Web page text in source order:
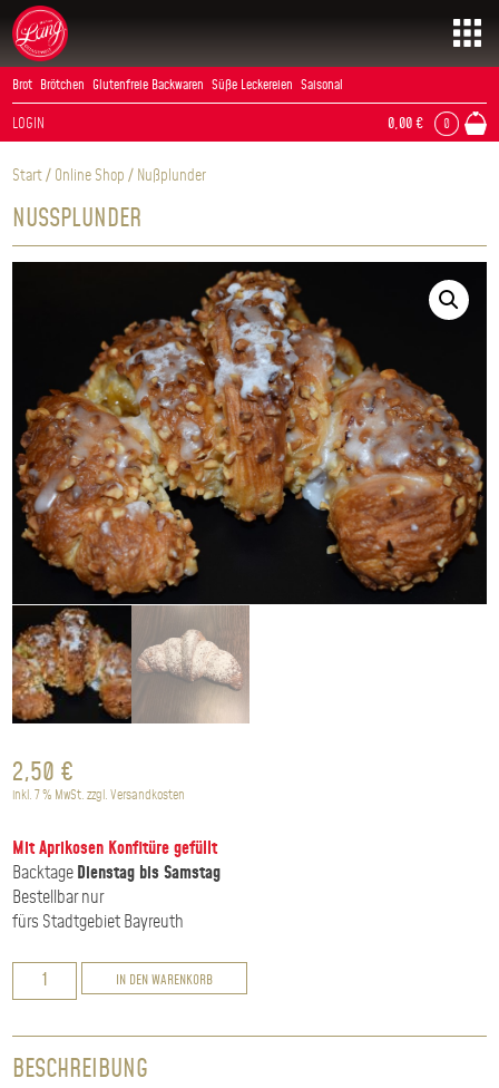
Skip
content
Brot Brötchen Glutenfreie Backwaren Süße Leckereien Saisonal
LOGIN 0,00€ 0
Start/ Online Shop / Nußplunder
NUSSPLUNDER
2,50 €
inkl. 7 % MwSt.zzgl.Versandkosten
Mit Aprikosen Konfitüre gefüllt
BacktageDienstag bis Samstag
Bestellbar nur
fürs Stadtgebiet Bayreuth
Nußplunder
Menge
IN DEN WARENKORB
BESCHREIBUNG